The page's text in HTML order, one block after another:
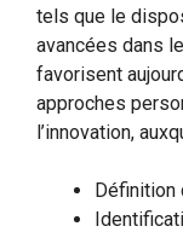
tels que le
avancées dans
favorisent
approches
l’innovation,
Définition